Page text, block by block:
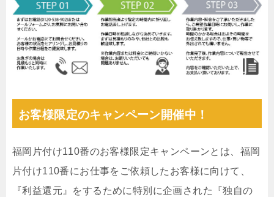
お客様限定のキャンペーン開催中！
福岡片付け110番のお客様限定キャンペーンとは、福岡
片付け110番にお仕事をご依頼したお客様に向けて、
『利益還元』をするために特別に企画された『独自の